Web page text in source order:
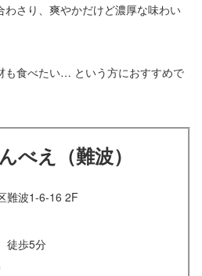
わさり、爽やかだけど濃厚な味わい
も食べたい… という方におすすめで
べえ（難波）
難波1-6-16 2F
徒歩5分